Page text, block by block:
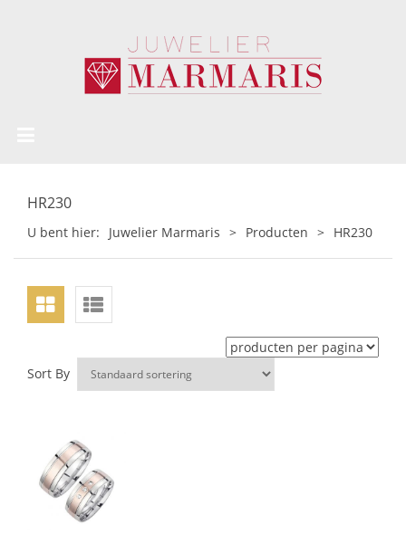
HR230
U bent hier: Juwelier Marmaris > Producten > HR230
Sort By